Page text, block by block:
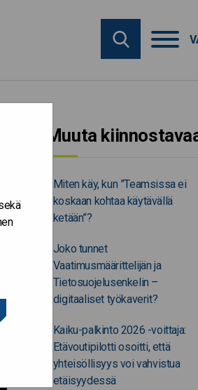
Muuta
Miten käy, kun ”Teamsissa ei
koskaan kohtaa käytävällä
ketään”?
Joko tunnet
Vaatimusmäärittelijän ja
Tietosuojelusenkelin –
digitaaliset työkaverit?
Kaiku-palkinto 2026 -voittaja:
Etävoutipilotti osoitti, että
yhteisöllisyys voi vahvistua
etäisyydessä